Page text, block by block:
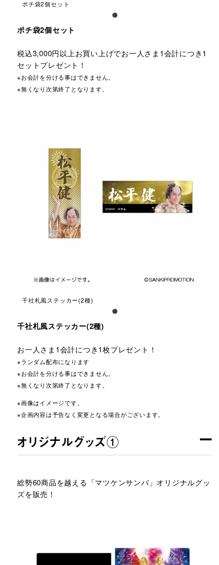
ポチ袋2個セット
ポチ袋2個セット
税込3,000円以上お買い上げでお一人さま1会計につき1
セットプレゼント！
※お会計を分ける事はできません。
※無くなり次第終了となります。
千社札風ステッカー(2種)
千社札風ステッカー(2種)
お一人さま1会計につき1枚プレゼント！
※ランダム配布になります
※お会計を分ける事はできません。
※無くなり次第終了となります。
※画像はイメージです。
※企画内容は予告なく変更となる場合がございます。
オリジナルグッズ①
総勢60商品を越える「マツケンサンバ」オリジナルグッ
ズを販売！